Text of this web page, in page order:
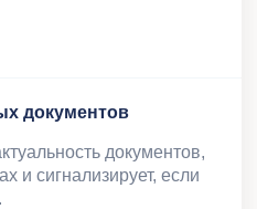
документов
документов,
и сигнализирует, если